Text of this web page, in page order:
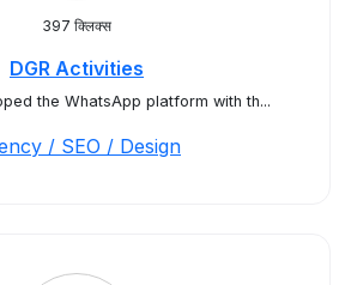
397 क्लिक्स
DGR Activities
the WhatsApp platform with th...
/ SEO / Design